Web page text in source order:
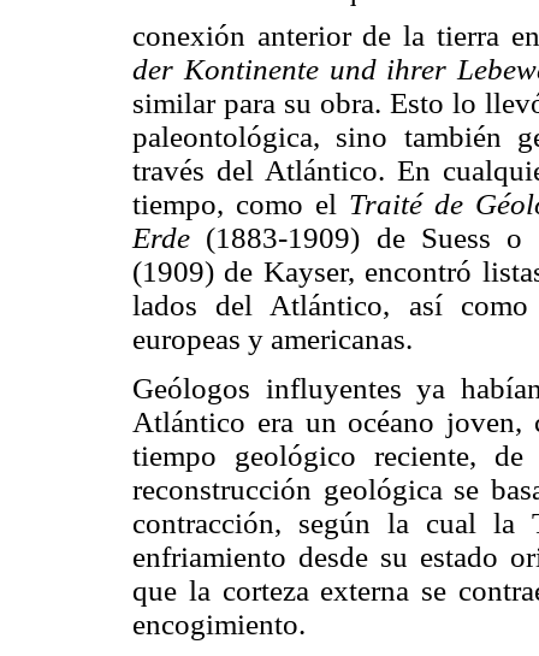
conexión anterior de la tierra
der Kontinente und ihrer
similar para su obra. Esto lo
paleontológica, sino también
través del Atlántico. En
tiempo, como el Traité de
Erde (1883-1909) de Suess
(1909) de Kayser, encontró
lados del Atlántico, así como
europeas y americanas.
Geólogos influyentes ya
Atlántico era un océano joven,
tiempo geológico reciente, de
reconstrucción geológica se
contracción, según la cual la
enfriamiento desde su estado
que la corteza externa se
encogimiento.